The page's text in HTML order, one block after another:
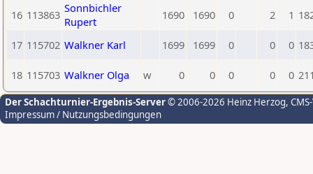
16 113863 Sonnbichler
Rupert
1690 1690 0 2 1
17 115702 Walkner Karl 1699 1699 0 0 0
18 115703 Walkner Olga w 0 0 0 0 0
Der Schachturnier-Ergebnis-Server© 2006-2026 Heinz Herzog,
Impressum / Nutzungsbedingungen